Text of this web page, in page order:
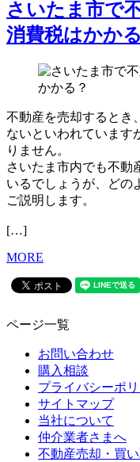
さいたま市で
消費税はかか
不動産を売却するとき
ないといわれています
りません。
さいたま市内でも不動
いるでしょうが、どの
ご説明します。
[…]
MORE
ページ一覧
お問い合わせ
購入相談
プライバシーポ
サイトマップ
当社について
仲介業者さまへ
不動産売却・買